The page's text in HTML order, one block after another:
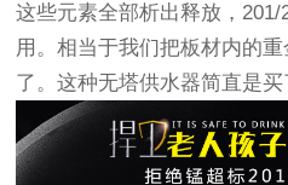
这些元素全部析出释放，
用。相当于我们把板材内的
了。这种无塔供水器简直是买